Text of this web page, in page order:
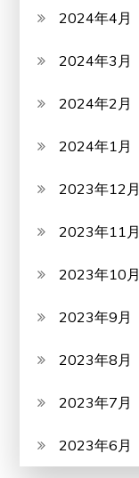
2024年4月
2024年3月
2024年2月
2024年1月
2023年12月
2023年11月
2023年10月
2023年9月
2023年8月
2023年7月
2023年6月